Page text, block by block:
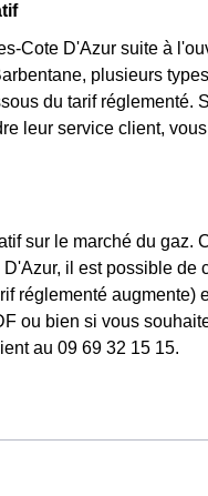
Cote D'Azur suite à
plusieurs
du tarif réglementé.
leur service client,
sur le marché du gaz.
il est possible de
réglementé augmente)
ou bien si vous
au 09 69 32 15 15.